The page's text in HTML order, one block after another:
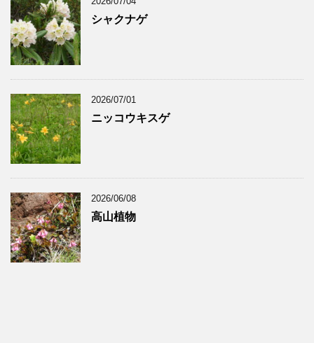
シャクナゲ
2026/07/01
ニッコウキスゲ
2026/06/08
高山植物